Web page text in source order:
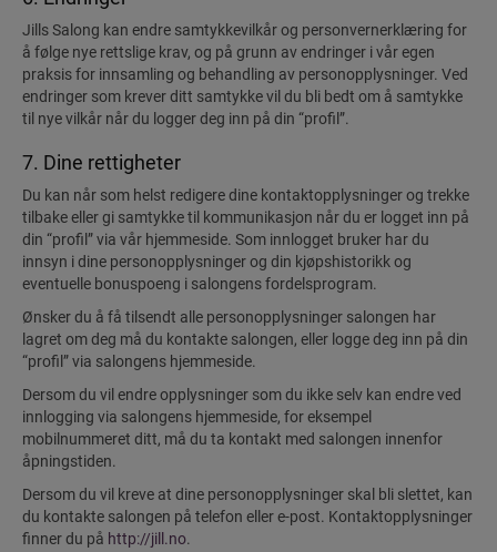
Jills Salong kan endre samtykkevilkår og personvernerklæring for
å følge nye rettslige krav, og på grunn av endringer i vår egen
praksis for innsamling og behandling av personopplysninger. Ved
endringer som krever ditt samtykke vil du bli bedt om å samtykke
til nye vilkår når du logger deg inn på din “profil”.
7. Dine rettigheter
Du kan når som helst redigere dine kontaktopplysninger og trekke
tilbake eller gi samtykke til kommunikasjon når du er logget inn på
din “profil” via vår hjemmeside. Som innlogget bruker har du
innsyn i dine personopplysninger og din kjøpshistorikk og
eventuelle bonuspoeng i salongens fordelsprogram.
Ønsker du å få tilsendt alle personopplysninger salongen har
lagret om deg må du kontakte salongen, eller logge deg inn på din
“profil” via salongens hjemmeside.
Dersom du vil endre opplysninger som du ikke selv kan endre ved
innlogging via salongens hjemmeside, for eksempel
mobilnummeret ditt, må du ta kontakt med salongen innenfor
åpningstiden.
Dersom du vil kreve at dine personopplysninger skal bli slettet, kan
du kontakte salongen på telefon eller e-post. Kontaktopplysninger
finner du på http://jill.no.